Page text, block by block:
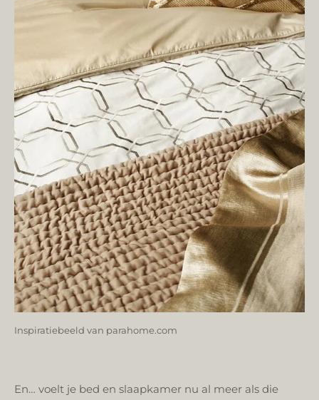
Inspiratiebeeld van parahome.com
En… voelt je bed en slaapkamer nu al meer als die